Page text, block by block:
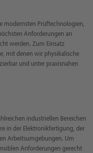
modernsten Prüftechnologien,
Anforderungen an
werden. Zum Einsatz
mit denen wir physikalische
und unter praxisnahen
industriellen Bereichen
in der Elektronikfertigung, der
Arbeitsumgebungen. Um
Anforderungen gerecht